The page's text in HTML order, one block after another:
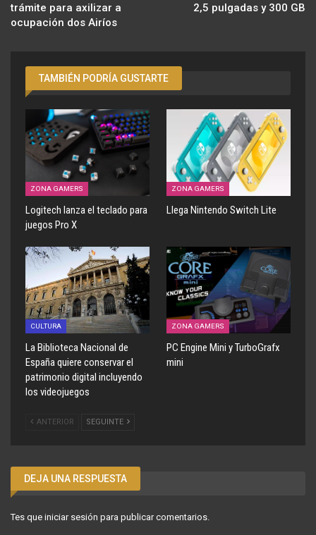
trámite para axilizar a
ocupación dos Airíos
2,5 pulgadas y 300 GB
TAMBIÉN PODRÍA GUSTARTE
ZONA GAMERS
Logitech lanza el teclado para
juegos Pro X
ZONA GAMERS
Llega Nintendo Switch Lite
CULTURA
La Biblioteca Nacional de
España quiere conservar el
patrimonio digital incluyendo
los videojuegos
ZONA GAMERS
PC Engine Mini y TurboGrafx
mini
ANTERIOR SEGUINTE
DEJA UNA RESPUESTA
Tes que iniciar sesión para publicar comentarios.